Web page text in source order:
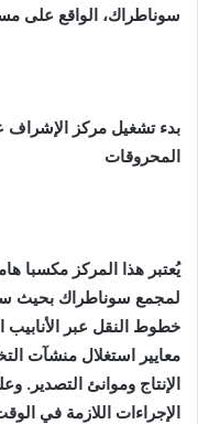
سوناطراك، الواقع على
بدء تشغيل مركز
المحروقات
يُعتبر هذا المركز مكسبا
لمجمع سوناطراك بحيث
خطوط النقل عبر الأنابيب
معايير استغلال منشآت
الإنتاج وموانئ التصدير.
الإجراءات اللازمة في